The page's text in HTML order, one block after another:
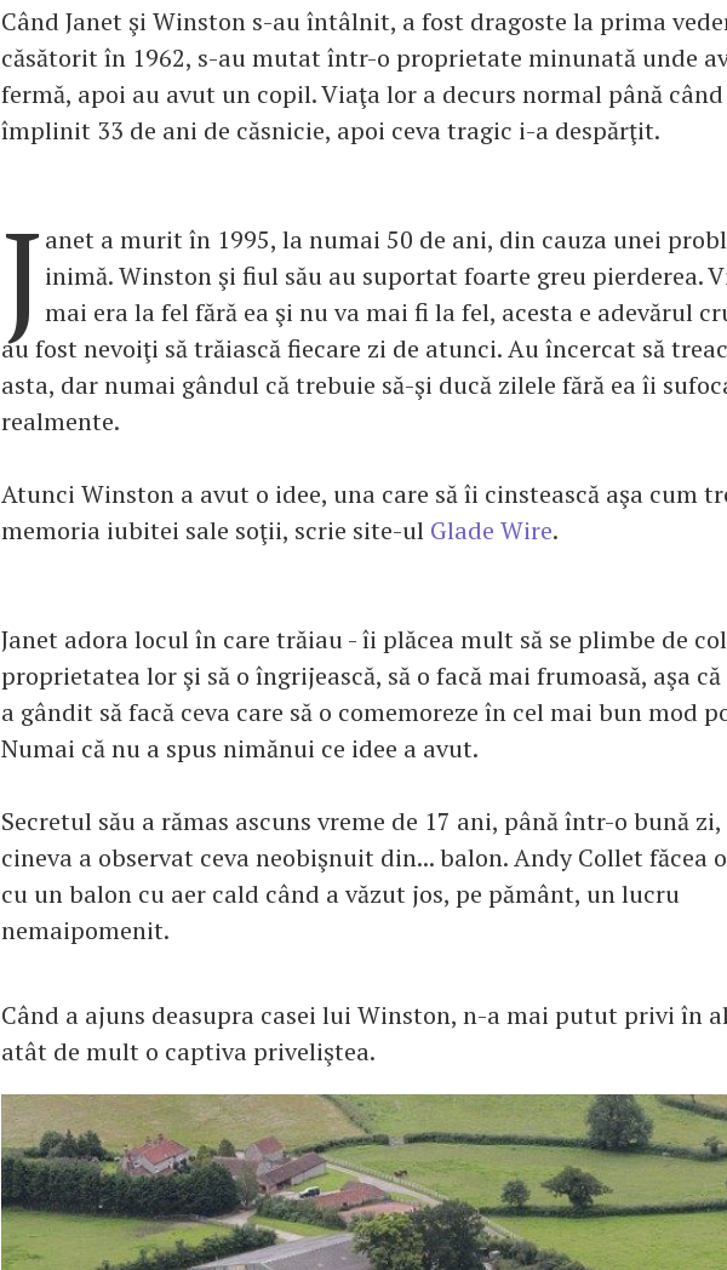
Când Janet şi Winston s-au întâlnit, a fost dragoste la prima
căsătorit în 1962, s-au mutat într-o proprietate minunată unde
fermă, apoi au avut un copil. Viaţa lor a decurs normal până
împlinit 33 de ani de căsnicie, apoi ceva tragic i-a despărţit.
J anet a murit în 1995, la numai 50 de ani, din cauza unei
inimă. Winston şi fiul său au suportat foarte greu pierderea.
mai era la fel fără ea şi nu va mai fi la fel, acesta e adevărul
au fost nevoiţi să trăiască fiecare zi de atunci. Au încercat să
asta, dar numai gândul că trebuie să-şi ducă zilele fără ea îi
realmente.
Atunci Winston a avut o idee, una care să îi cinstească aşa cum
memoria iubitei sale soţii, scrie site-ul Glade Wire.
Janet adora locul în care trăiau - îi plăcea mult să se plimbe de
proprietatea lor şi să o îngrijească, să o facă mai frumoasă, aşa
a gândit să facă ceva care să o comemoreze în cel mai bun mod
Numai că nu a spus nimănui ce idee a avut.
Secretul său a rămas ascuns vreme de 17 ani, până într-o bună
cineva a observat ceva neobişnuit din... balon. Andy Collet făcea
cu un balon cu aer cald când a văzut jos, pe pământ, un lucru
nemaipomenit.
Când a ajuns deasupra casei lui Winston, n-a mai putut privi în
atât de mult o captiva priveliştea.